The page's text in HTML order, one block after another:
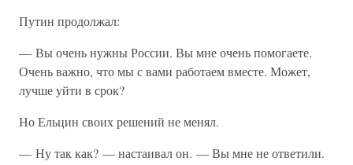
Путин продолжал:
— Вы очень нужны России. Вы мне очень помогаете.
Очень важно, что мы с вами работаем вместе. Может,
лучше уйти в срок?
Но Ельцин своих решений не менял.
— Ну так как? — настаивал он. — Вы мне не ответили.